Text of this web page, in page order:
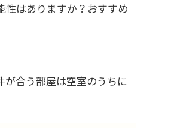
はありますか？おすすめ
合う部屋は空室のうちに